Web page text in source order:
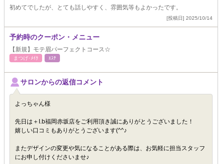
初めてでしたが、とても話しやすく、雰囲気等もよかったです。
[投稿日] 2025/10/14
予約時のクーポン・メニュー
【新規】モテ眉パーフェクトコース☆
まつげ･ﾒｲｸ ｴｽﾃ
サロンからの返信コメント
よっちゃん様
先日は＋I.b福岡赤坂店をご利用頂き誠にありがとうございました！
嬉しい口コミもありがとうございます(^^♪
またデザインの変更や気になることがある際は、お気軽に担当スタッフ
にお申し付けくださいませ♪